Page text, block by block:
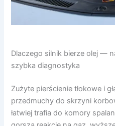
Dlaczego silnik bierze olej —
szybka diagnostyka
Zużyte pierścienie tłokowe i
przedmuchy do skrzyni
łatwiej trafia do komory